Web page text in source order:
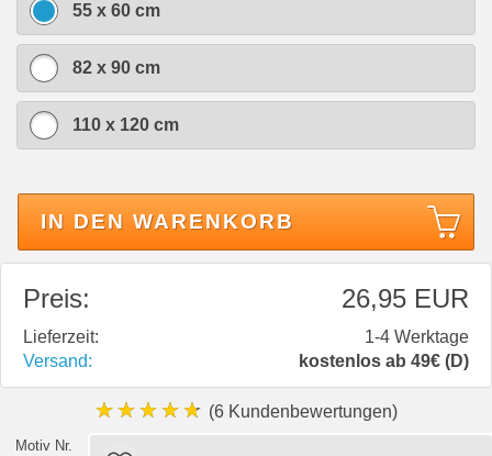
55 x 60 cm
82 x 90 cm
110 x 120 cm
IN DEN WARENKORB
Preis: 26,95 EUR
Lieferzeit:
1-4 Werktage
Versand:
kostenlos ab 49€ (D)
★★★★★ (6 Kundenbewertungen)
Motiv Nr.